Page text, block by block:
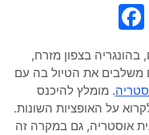
Email
בהונגריה בצפון מזרח,
משלבים את הטיול בה עם
. מומלץ להיכנס
על האופציות השונות.
אוסטריה, גם במקרה זה